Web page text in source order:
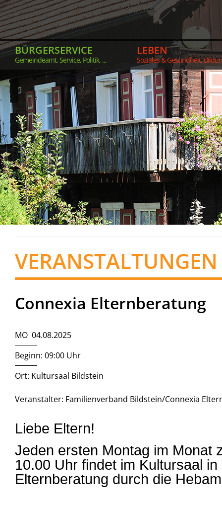
BÜRGERSERVICE
Gemeindeamt, Service, Politik, ...
LEBEN
Soziales & Gesundheit,
VERANSTALTUNGEN
Connexia Elternberatung
MO 04.08.2025
Beginn: 09:00 Uhr
Ort: Kultursaal Bildstein
Veranstalter: Familienverband Bildstein/Connexia
Liebe Eltern!
Jeden ersten Montag im Monat
10.00 Uhr findet im Kultursaal
Elternberatung durch die